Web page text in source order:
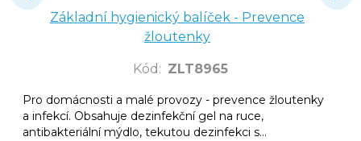
Základní hygienický balíček - Prevence
žloutenky
Kód : ZLT8965
Pro domácnosti a malé provozy - prevence žloutenky
a infekcí. Obsahuje dezinfekční gel na ruce,
antibakteriální mýdlo, tekutou dezinfekci s